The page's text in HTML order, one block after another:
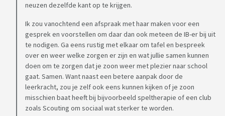
Alvast dank
neuzen dezelfde kant op te krijgen.
Ik zou vanochtend een afspraak met haar maken voor een
gesprek en voorstellen om daar dan ook meteen de IB-er bij uit
te nodigen. Ga eens rustig met elkaar om tafel en bespreek
over en weer welke zorgen er zijn en wat jullie samen kunnen
doen om te zorgen dat je zoon weer met plezier naar school
gaat. Samen. Want naast een betere aanpak door de
leerkracht, zou je zelf ook eens kunnen kijken of je zoon
misschien baat heeft bij bijvoorbeeld speltherapie of een club
zoals Scouting om sociaal wat sterker te worden.